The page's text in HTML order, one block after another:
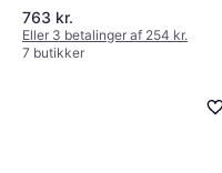
763 kr.
Eller 3 betalinger af 254 kr.
7 butikker